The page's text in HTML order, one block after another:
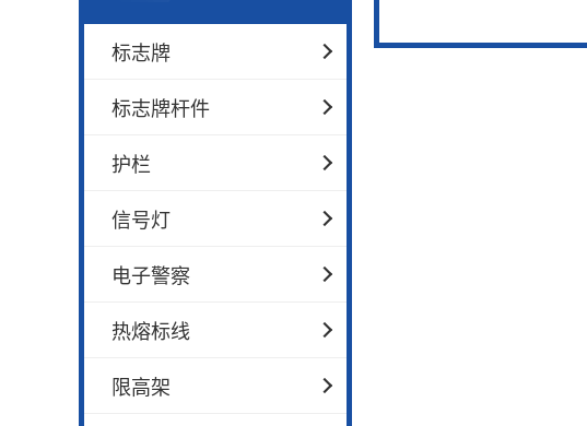
标志牌
标志牌杆件
护栏
信号灯
电子警察
热熔标线
限高架